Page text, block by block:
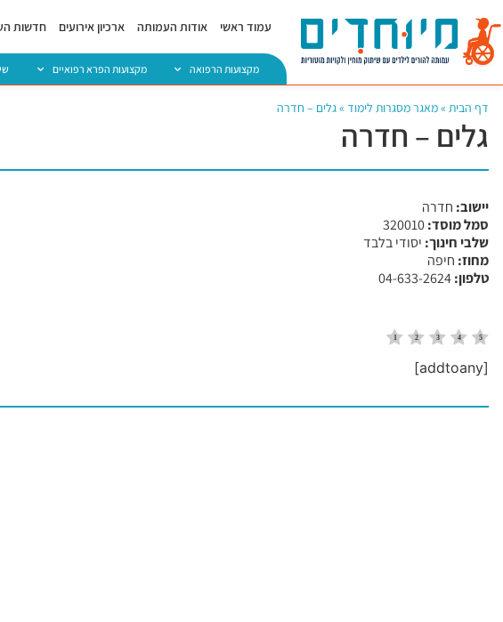
עמוד ראשי אודות העמותה ארכיון אירועים חדשות
מקצועות הרפואה מקצועות הפרא רפואיים
דף הבית »מאגר מסגרות לימוד »גלים – חדרה
גלים – חדרה
יישוב: חדרה
סמל מוסד:
שלבי חינוך: יסודי בלבד
מחוז: חיפה
טלפון:
[addtoany]